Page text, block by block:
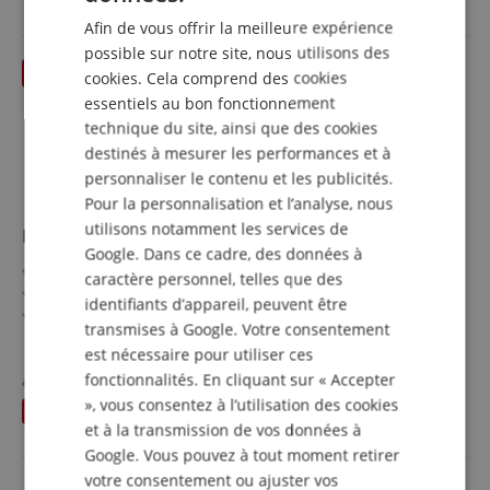
sur l?enregistreur SD embarqué
Égaliseur graphique 31 bandes & contrôle DAW
PreSonus Air XD 15
Woofer 15" sur mesure et tweeter de compression 1,35"
Puissance : 700 Watt (RMS)
Réponse en fréquence : 47 Hz à 20 kHz (-3 dB), 40 Hz à
20 kHz (-10 dB)
Niveau de pression acoustique maximal : 133,5 dB
Angle de directivité : 90° x 60°
DSP avancé, écran LCD 2,6" et Bluetooth avec mode TWS-
Bridge
afficher plus
549,00 €
incl. la TVA +
livraison (FR)
au lieu de jusqu'à présent595€
vous économisez46,00 €
FRENCH
SPANISH
Afin de vous offrir la meilleure expérience
possible sur notre site, nous utilisons des
cookies. Cela comprend des cookies
essentiels au bon fonctionnement
technique du site, ainsi que des cookies
destinés à mesurer les performances et à
personnaliser le contenu et les publicités.
Pour la personnalisation et l’analyse, nous
utilisons notamment les services de
Google. Dans ce cadre, des données à
caractère personnel, telles que des
identifiants d’appareil, peuvent être
transmises à Google. Votre consentement
est nécessaire pour utiliser ces
fonctionnalités. En cliquant sur « Accepter
», vous consentez à l’utilisation des cookies
et à la transmission de vos données à
Google. Vous pouvez à tout moment retirer
votre consentement ou ajuster vos